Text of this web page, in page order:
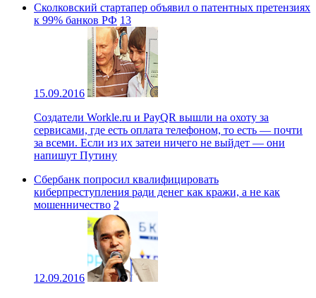
Сколковский стартапер объявил о патентных претензиях
к 99% банков РФ 13
15.09.2016
Создатели Workle.ru и PayQR вышли на охоту за
сервисами, где есть оплата телефоном, то есть — почти
за всеми. Если из их затеи ничего не выйдет — они
напишут Путину
Сбербанк попросил квалифицировать
киберпреступления ради денег как кражи, а не как
мошенничество 2
12.09.2016